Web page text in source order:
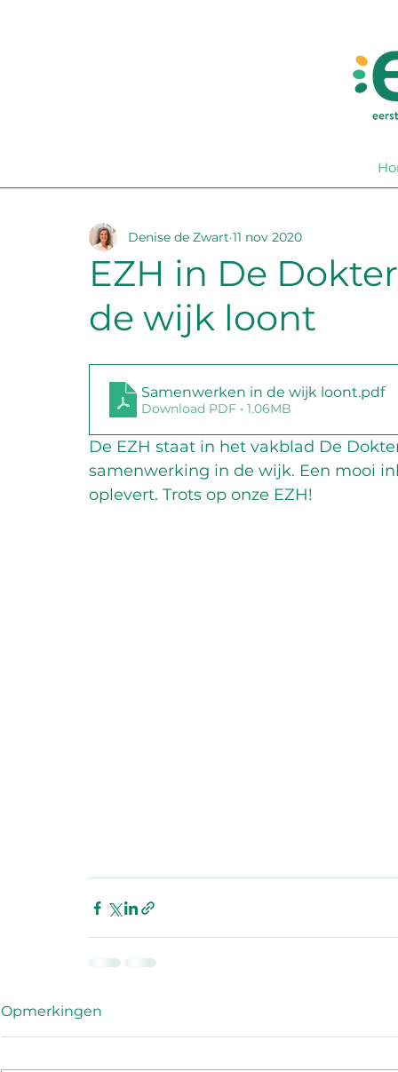
EZH in De
de wijk loont
Denise de Zwart 11 nov 2020
Samenwerken in de wijk loont.pdf
Download PDF • 1.06MB
De EZH staat in het vakblad De
samenwerking in de wijk. Een mooi
oplevert. Trots op onze EZH!
Opmerkingen